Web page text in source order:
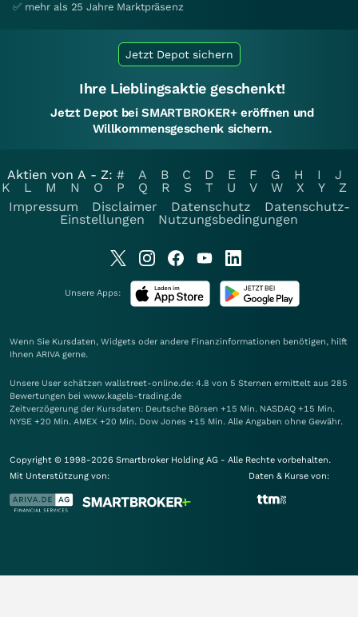
✅ mehr als 25 Jahre Marktpräsenz
Jetzt Depot sichern
Ihre Lieblingsaktie geschenkt!
Jetzt Depot bei SMARTBROKER+ eröffnen und
Willkommensgeschenk sichern.
Aktien von A - Z: # A B C D E F G H I
J
K
L M N O P Q R S T U V W X Y
Z
Impressum
Disclaimer Datenschutz
Datenschutz-
Einstellungen
Nutzungsbedingungen
Unsere Apps:
Wenn Sie Kursdaten, Widgets oder andere Finanzinformationen benötigen, hilft
Ihnen ARIVA gerne.
Unsere User schätzen wallstreet-online.de: 4.8 von 5 Sternen ermittelt aus 285
Bewertungen bei www.kagels-trading.de
Zeitverzögerung der Kursdaten: Deutsche Börsen +15 Min. NASDAQ +15 Min.
NYSE +20 Min. AMEX +20 Min. Dow Jones +15 Min. Alle Angaben ohne Gewähr.
Copyright © 1998-2026 Smartbroker Holding AG - Alle Rechte vorbehalten.
Mit Unterstützung von:
Daten & Kurse von: